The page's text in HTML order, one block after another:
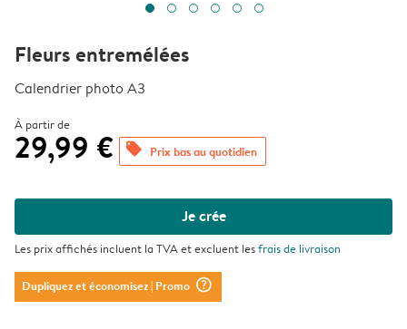
Fleurs entremélées
Calendrier photo A3
À partir de
29,99 € offers Prix bas au quotidien
Je crée
Les prix affichés incluent la TVA et excluent lesfrais de livraison
Dupliquez et économisez| Promo question_mark_circle